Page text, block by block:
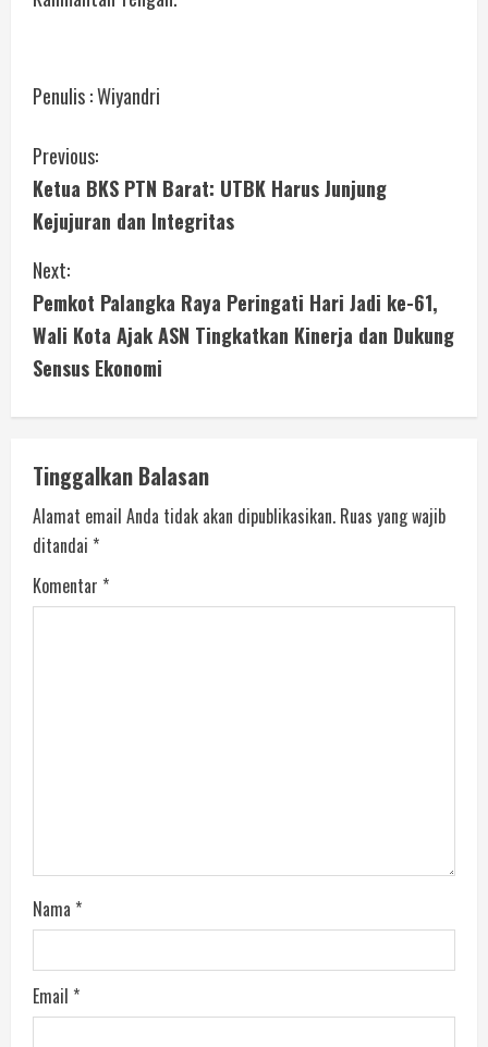
Penulis : Wiyandri
Previous:
Ketua BKS PTN Barat: UTBK Harus Junjung
Kejujuran dan Integritas
Next:
Pemkot Palangka Raya Peringati Hari Jadi ke-61,
Wali Kota Ajak ASN Tingkatkan Kinerja dan Dukung
Sensus Ekonomi
Tinggalkan Balasan
Alamat email Anda tidak akan dipublikasikan. Ruas yang wajib
ditandai *
Komentar *
Nama *
Email *